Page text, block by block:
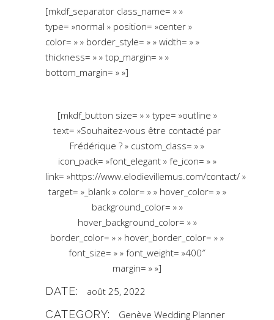
[mkdf_separator class_name= » »
type= »normal » position= »center »
color= » » border_style= » » width= » »
thickness= » » top_margin= » »
bottom_margin= » »]
[mkdf_button size= » » type= »outline »
text= »Souhaitez-vous être contacté par
Frédérique ? » custom_class= » »
icon_pack= »font_elegant » fe_icon= » »
link= »https://www.elodievillemus.com/contact/ »
target= »_blank » color= » » hover_color= » »
background_color= » »
hover_background_color= » »
border_color= » » hover_border_color= » »
font_size= » » font_weight= »400″
margin= » »]
DATE: août 25, 2022
CATEGORY: Genève Wedding Planner